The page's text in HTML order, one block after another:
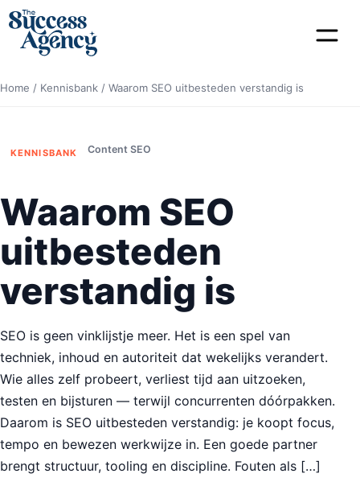
Home / Kennisbank / Waarom SEO uitbesteden verstandig is
KENNISBANK Content SEO
Waarom SEO
uitbesteden
verstandig is
SEO is geen vinklijstje meer. Het is een spel van
techniek, inhoud en autoriteit dat wekelijks verandert.
Wie alles zelf probeert, verliest tijd aan uitzoeken,
testen en bijsturen — terwijl concurrenten dóórpakken.
Daarom is SEO uitbesteden verstandig: je koopt focus,
tempo en bewezen werkwijze in. Een goede partner
brengt structuur, tooling en discipline. Fouten als […]